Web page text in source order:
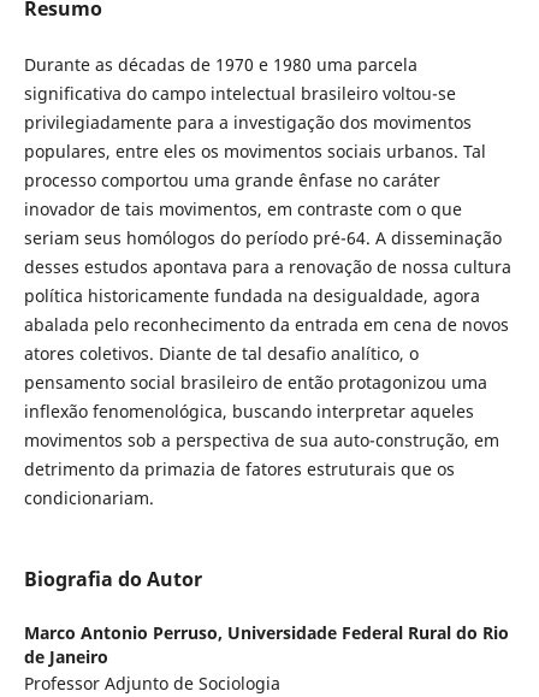
Resumo
Durante as décadas de 1970 e 1980 uma parcela
significativa do campo intelectual brasileiro voltou-se
privilegiadamente para a investigação dos movimentos
populares, entre eles os movimentos sociais urbanos. Tal
processo comportou uma grande ênfase no caráter
inovador de tais movimentos, em contraste com o que
seriam seus homólogos do período pré-64. A disseminação
desses estudos apontava para a renovação de nossa cultura
política historicamente fundada na desigualdade, agora
abalada pelo reconhecimento da entrada em cena de novos
atores coletivos. Diante de tal desafio analítico, o
pensamento social brasileiro de então protagonizou uma
inflexão fenomenológica, buscando interpretar aqueles
movimentos sob a perspectiva de sua auto-construção, em
detrimento da primazia de fatores estruturais que os
condicionariam.
Biografia do Autor
Marco Antonio Perruso, Universidade Federal Rural do Rio
de Janeiro
Professor Adjunto de Sociologia